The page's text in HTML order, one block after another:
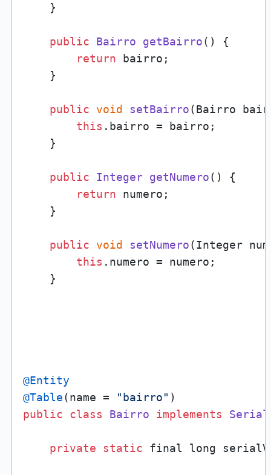
    }
public Bairro getBairro( ) {
return bairro;
    }
public void setBairro(Bairro
this . bairro = bairro;
    }
public Integer getNumero( ) {
return numero;
    }
public void setNumero(Integer
this . numero = numero;
    }
@Entity
@Table(name = "bairro"
public
class Bairro implements
private static final long